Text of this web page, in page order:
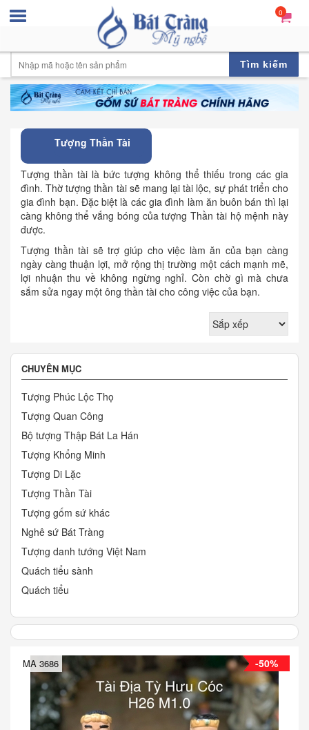
0
Tìm kiếm
Tượng Thần Tài
Tượng thần tài là bức tượng không thể thiếu trong các gia
đình. Thờ tượng thần tài sẽ mang lại tài lộc, sự phát triển cho
gia đình bạn. Đặc biệt là các gia đình làm ăn buôn bán thì lại
càng không thể vắng bóng của tượng Thần tài hộ mệnh này
được.
Tượng thần tài sẽ trợ giúp cho việc làm ăn của bạn càng
ngày càng thuận lợi, mở rộng thị trường một cách mạnh mẽ,
lợi nhuận thu về không ngừng nghỉ. Còn chờ gì mà chưa
sắm sửa ngay một ông thần tài cho công việc của bạn.
CHUYÊN MỤC
Tượng Phúc Lộc Thọ
Tượng Quan Công
Bộ tượng Thập Bát La Hán
Tượng Khổng Minh
Tượng Di Lặc
Tượng Thần Tài
Tượng gốm sứ khác
Nghê sứ Bát Tràng
Tượng danh tướng Việt Nam
Quách tiểu sành
Quách tiểu
-50%
MA 3686